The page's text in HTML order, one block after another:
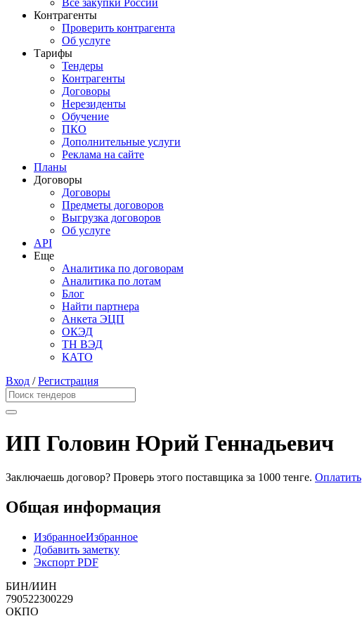
Все закупки России
Контрагенты
Проверить контрагента
Об услуге
Тарифы
Тендеры
Контрагенты
Договоры
Нерезиденты
Обучение
ПКО
Дополнительные услуги
Реклама на сайте
Планы
Договоры
Договоры
Предметы договоров
Выгрузка договоров
Об услуге
API
Еще
Аналитика по договорам
Аналитика по лотам
Блог
Найти партнера
Анкета ЭЦП
ОКЭД
ТН ВЭД
КАТО
Вход /Регистрация
ИП Головин Юрий Геннадьевич
Заключаешь договор? Проверь этого поставщика за 1000 тенге. Оплатить
Общая информация
ИзбранноеИзбранное
Добавить заметку
Экспорт PDF
БИН/ИИН
790522300229
ОКПО